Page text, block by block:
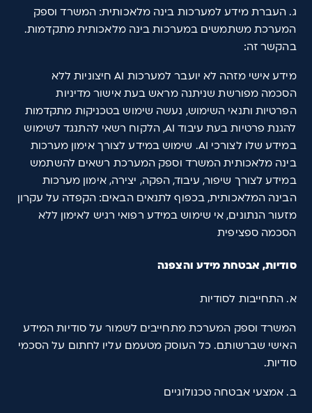
ג. העברת מידע למערכות בינה מלאכותית: המשרד וספק
המערכת משתמשים במערכות בינה מלאכותית מתקדמות.
בהקשר זה:
מידע אישי מזהה לא יועבר למערכות AI חיצוניות ללא
הסכמה מפורשת שניתנה מראש בעת אישור מדיניות
הפרטיות ותנאי השימוש, נעשה שימוש בטכניקות מתקדמות
להגנת פרטיות בעת עיבוד AI, הלקוח רשאי להתנגד לשימוש
במידע שלו לצורכי AI. שימוש במידע לצורך אימון מערכות
בינה מלאכותית המשרד וספק המערכת רשאים להשתמש
במידע לצורך שיפור, עיבוד, הפקה, יצירה, אימון מערכות
הבינה המלאכותית, בכפוף לתנאים הבאים: הקפדה על עקרון
מזעור הנתונים, אי שימוש במידע רפואי רגיש לאימון ללא
הסכמה ספציפית
סודיות, אבטחת מידע והצפנה
א. התחייבות לסודיות
המשרד וספק המערכת מתחייבים לשמור על סודיות המידע
האישי שברשותם. כל העוסק מטעמם עליו לחתום על הסכמי
סודיות.
ב. אמצעי אבטחה טכנולוגיים